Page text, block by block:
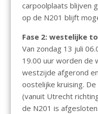
carpoolplaats blijven
op de N201 blijft
Fase 2: westelijke
Van zondag 13 juli
19.00 uur worden de
westzijde afgerond
oostelijke kruising.
(vanuit Utrecht
de N201 is